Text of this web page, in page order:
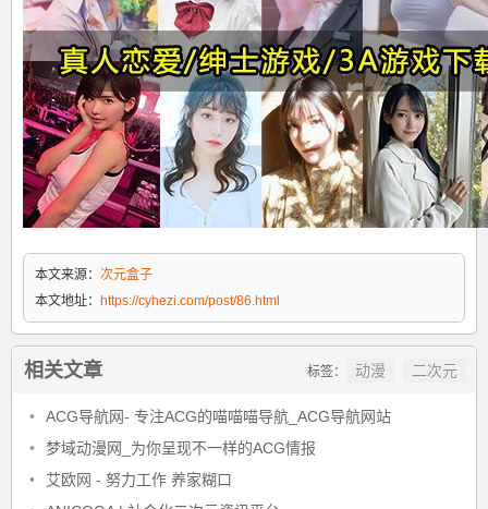
本文来源： 次元盒子
本文地址： https://cyhezi.com/post/86.html
相关文章 标签： 动漫 二次元
•
ACG导航网- 专注ACG的喵喵喵导航_ACG导航网站
•
梦域动漫网_为你呈现不一样的ACG情报
•
艾欧网 - 努力工作 养家糊口